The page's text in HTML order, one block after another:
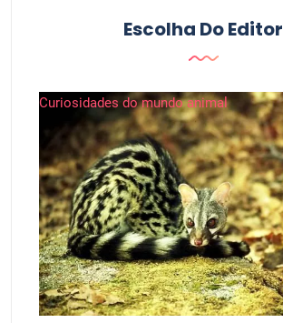
Escolha Do Editor
Curiosidades do mundo animal